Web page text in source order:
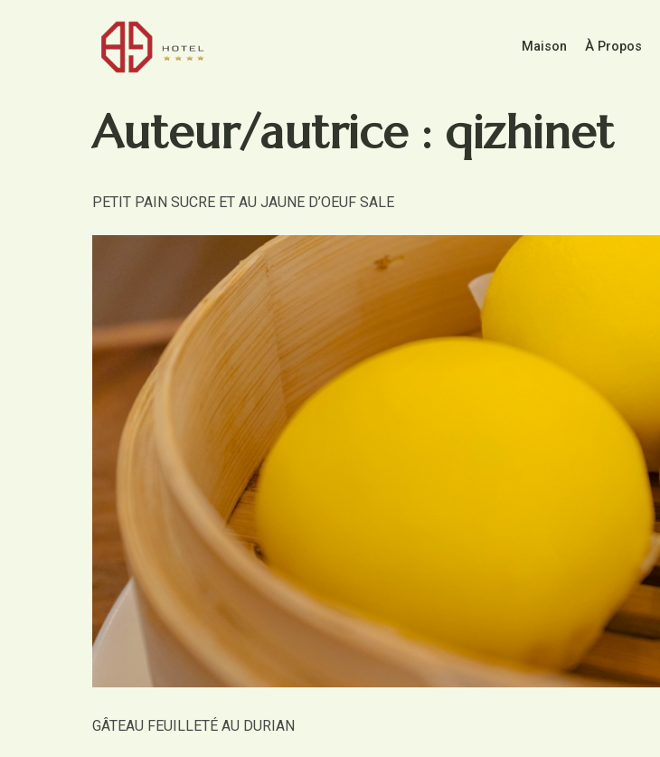
Maison À Propos
Auteur/autrice : qizhinet
PETIT PAIN SUCRE ET AU JAUNE D’OEUF SALE
GÂTEAU FEUILLETÉ AU DURIAN